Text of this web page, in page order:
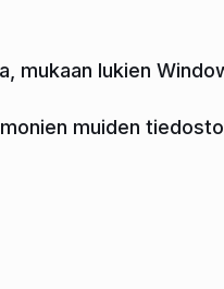
mukaan lukien
monien muiden